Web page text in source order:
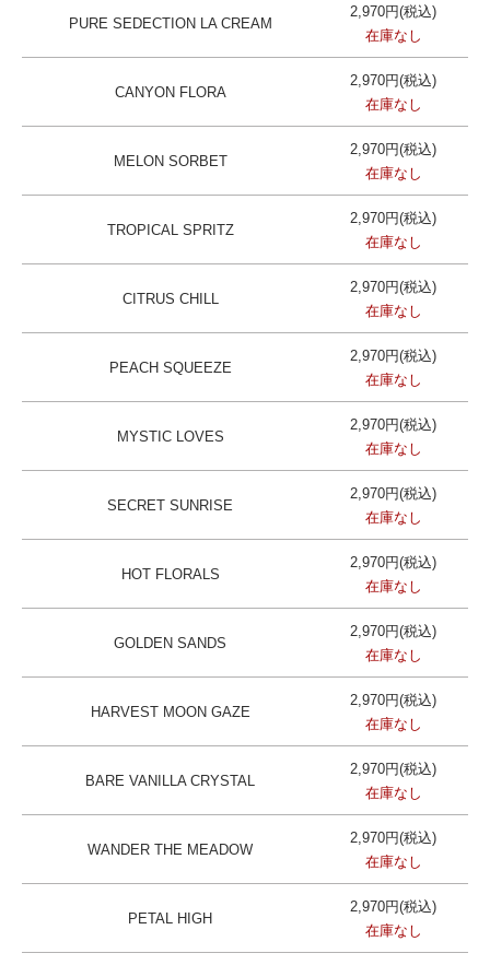
PURE SEDECTION LA CREAM
2,970円(税込)
在庫なし
CANYON FLORA
2,970円(税込)
在庫なし
MELON SORBET
2,970円(税込)
在庫なし
TROPICAL SPRITZ
2,970円(税込)
在庫なし
CITRUS CHILL
2,970円(税込)
在庫なし
PEACH SQUEEZE
2,970円(税込)
在庫なし
MYSTIC LOVES
2,970円(税込)
在庫なし
SECRET SUNRISE
2,970円(税込)
在庫なし
HOT FLORALS
2,970円(税込)
在庫なし
GOLDEN SANDS
2,970円(税込)
在庫なし
HARVEST MOON GAZE
2,970円(税込)
在庫なし
BARE VANILLA CRYSTAL
2,970円(税込)
在庫なし
WANDER THE MEADOW
2,970円(税込)
在庫なし
PETAL HIGH
2,970円(税込)
在庫なし